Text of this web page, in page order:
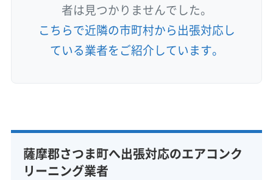
者は見つかりませんでした。
こちらで近隣の市町村から出張対応し
ている業者をご紹介しています。
薩摩郡さつま町へ出張対応のエアコンク
リーニング業者